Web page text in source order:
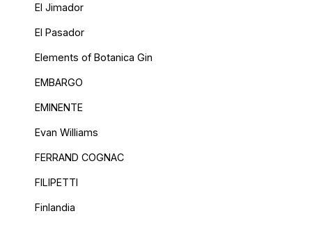
El Jimador
El Pasador
Elements of Botanica Gin
EMBARGO
EMINENTE
Evan Williams
FERRAND COGNAC
FILIPETTI
Finlandia